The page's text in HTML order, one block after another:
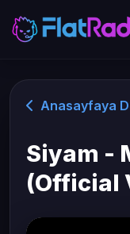
Anasayfaya
Siyam -
(Official